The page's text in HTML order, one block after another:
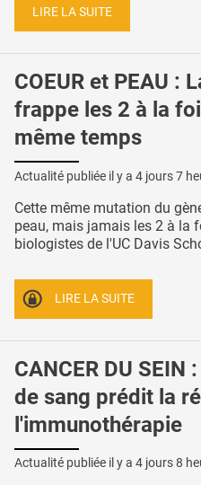
LIRE LA SUITE
COEUR et PEAU :
frappe les 2 à la
même temps
Actualité publiée il y a 4 jours 7
Cette même mutation du
peau, mais jamais les 2 à la
biologistes de l'UC Davis
LIRE LA SUITE
CANCER DU
de sang prédit la
l'immunothérapie
Actualité publiée il y a 4 jours 8